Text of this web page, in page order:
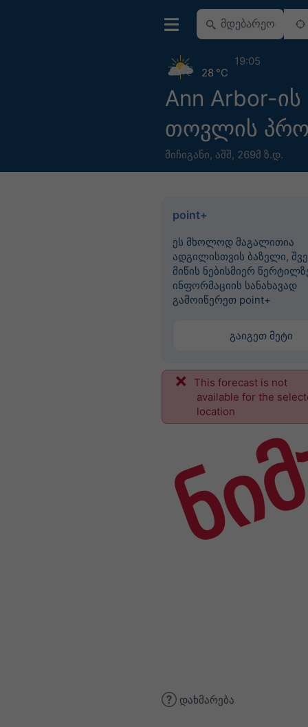
Ann Arbor-ის
თოვლის
მიჩიგანი, აშშ, 269მ ზ.დ.
28 °C
19:05
point+
ეს მხოლოდ მაგალითია
ადგილისთვის ბაზელი,
მიწის ნებისმიერ
ინფორმაციის სანახავად
გამოიწერეთ point+
გაიგეთ მეტი
This forecast is not
available for the
location
დახმარება